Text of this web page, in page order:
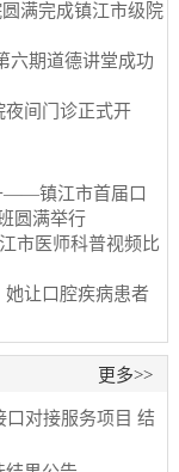
满完成镇江市级院
期道德讲堂成功
夜间门诊正式开
——镇江市首届口
圆满举行
市医师科普视频比
让口腔疾病患者
更多>>
口对接服务项目 结